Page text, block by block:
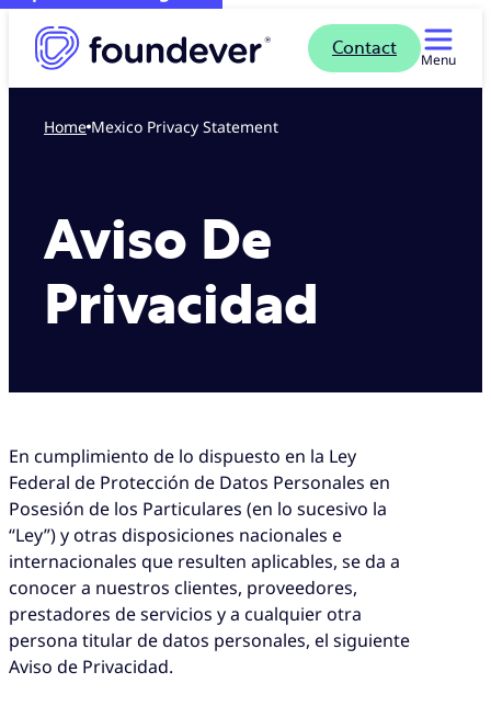
Contact
Menu
Home Mexico Privacy Statement
Aviso De
Privacidad
En cumplimiento de lo dispuesto en la Ley
Federal de Protección de Datos Personales en
Posesión de los Particulares (en lo sucesivo la
“Ley”) y otras disposiciones nacionales e
internacionales que resulten aplicables, se da a
conocer a nuestros clientes, proveedores,
prestadores de servicios y a cualquier otra
persona titular de datos personales, el siguiente
Aviso de Privacidad.